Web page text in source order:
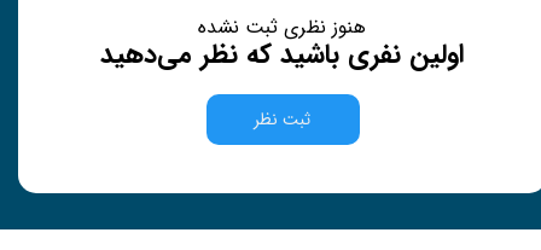
هنوز نظری ثبت نشده
اولین نفری باشید که نظر می‌دهید
ثبت نظر